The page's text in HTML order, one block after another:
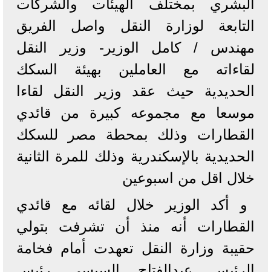
البشري بمختلف الهيئات والشركات
التابعة لوزارة النقل واصل الفريق
مهندس / كامل الوزير- وزير النقل
لقاءاته مع العاملين بهيئة السكك
الحديدية حيث عقد وزير النقل لقاءا
موسعا مع مجموعه كبيرة من قائدي
القطارات وذلك بمحطة مصر للسكك
الحديدية بالإسكندرية وذلك للمرة الثانية
خلال اقل من اسبوعين
و أكد الوزير خلال لقائه مع قائدي
القطارات أنه منذ أن تشرفت بتولي
حقيبة وزارة النقل تعهدت أمام فخامة